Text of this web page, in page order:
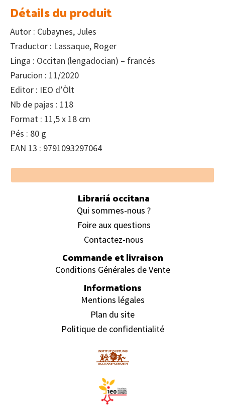
Détails du produit
Autor : Cubaynes, Jules
Traductor : Lassaque, Roger
Linga : Occitan (lengadocian) – francés
Parucion : 11/2020
Editor : IEO d’Òlt
Nb de pajas : 118
Format : 11,5 x 18 cm
Pés : 80 g
EAN 13 : 9791093297064
Footer
Librariá occitana
Qui sommes-nous ?
Foire aux questions
Contactez-nous
Commande et livraison
Conditions Générales de Vente
Informations
Mentions légales
Plan du site
Politique de confidentialité